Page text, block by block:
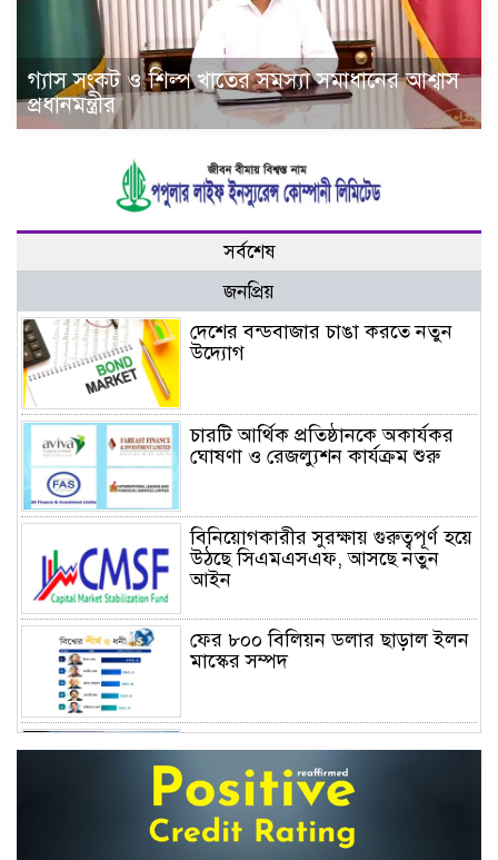
গ্যাস সংকট ও শিল্প খাতের সমস্যা সমাধানের আশ্বাস
প্রধানমন্ত্রীর
সর্বশেষ
জনপ্রিয়
দেশের বন্ডবাজার চাঙা করতে নতুন
উদ্যোগ
চারটি আর্থিক প্রতিষ্ঠানকে অকার্যকর
ঘোষণা ও রেজল্যুশন কার্যক্রম শুরু
বিনিয়োগকারীর সুরক্ষায় গুরুত্বপূর্ণ হয়ে
উঠছে সিএমএসএফ, আসছে নতুন
আইন
ফের ৮০০ বিলিয়ন ডলার ছাড়াল ইলন
মাস্কের সম্পদ
সংকট, দক্ষতার ঘাটতি এবং
পুনর্জাগরণের রূপরেখা